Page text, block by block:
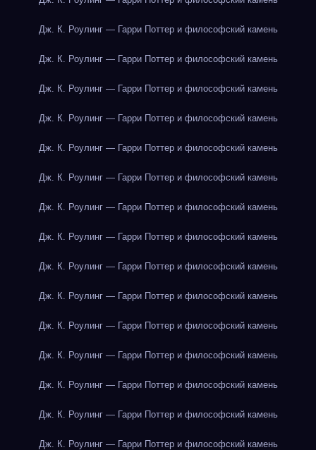
Дж. К. Роулинг — Гарри Поттер и философский камень
Дж. К. Роулинг — Гарри Поттер и философский камень
Дж. К. Роулинг — Гарри Поттер и философский камень
Дж. К. Роулинг — Гарри Поттер и философский камень
Дж. К. Роулинг — Гарри Поттер и философский камень
Дж. К. Роулинг — Гарри Поттер и философский камень
Дж. К. Роулинг — Гарри Поттер и философский камень
Дж. К. Роулинг — Гарри Поттер и философский камень
Дж. К. Роулинг — Гарри Поттер и философский камень
Дж. К. Роулинг — Гарри Поттер и философский камень
Дж. К. Роулинг — Гарри Поттер и философский камень
Дж. К. Роулинг — Гарри Поттер и философский камень
Дж. К. Роулинг — Гарри Поттер и философский камень
Дж. К. Роулинг — Гарри Поттер и философский камень
Дж. К. Роулинг — Гарри Поттер и философский камень